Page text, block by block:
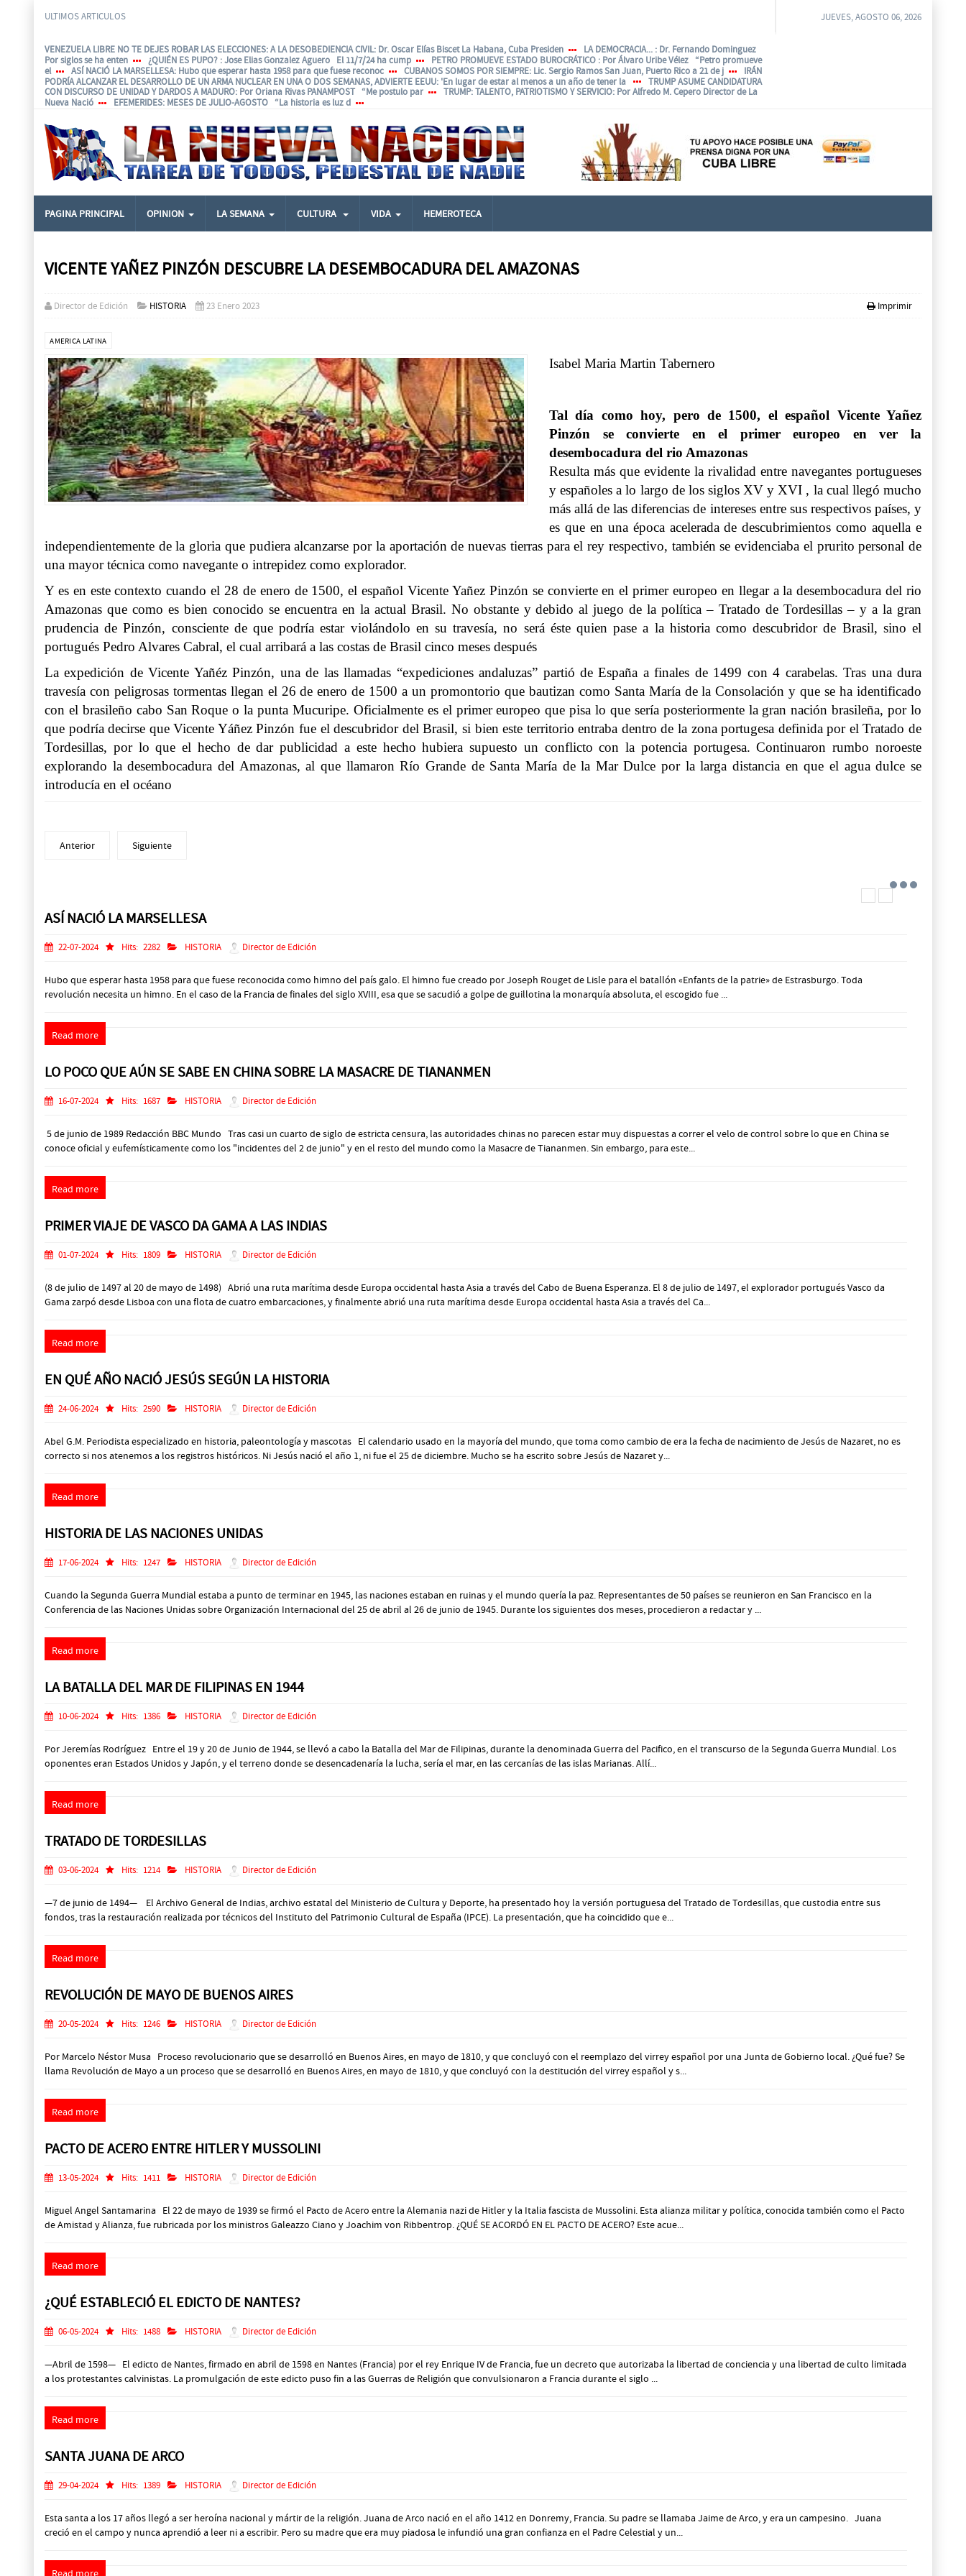
ULTIMOS ARTICULOS
VENEZUELA LIBRE NO TE DEJES ROBAR LAS ELECCIONES: A LA DESOBEDIENCIA CIVIL: Dr. Oscar Elías Biscet La Habana, Cuba Presiden LA DEMOCRACIA... : Dr. Fernando Dominguez
Por siglos se ha enten
¿QUIÉN ES PUPO? : Jose Elias Gonzalez Aguero El 11/7/24 ha cump PETRO PROMUEVE ESTADO BUROCRÁTICO : Por Álvaro Uribe Vélez “Petro promueve
el
ASÍ NACIÓ LA MARSELLESA: Hubo que esperar hasta 1958 para que fuese reconoc CUBANOS SOMOS POR SIEMPRE: Lic. Sergio Ramos San Juan, Puerto Rico a 21 de j
IRÁN
PODRÍA ALCANZAR EL DESARROLLO DE UN ARMA NUCLEAR EN UNA O DOS SEMANAS, ADVIERTE EEUU: 'En lugar de estar al menos a un año de tener la
TRUMP ASUME CANDIDATURA
CON DISCURSO DE UNIDAD Y DARDOS A MADURO: Por Oriana Rivas PANAMPOST “Me postulo par TRUMP: TALENTO, PATRIOTISMO Y SERVICIO: Por Alfredo M. Cepero Director de La
Nueva Nació
EFEMERIDES: MESES DE JULIO-AGOSTO “La historia es luz d
JUEVES, AGOSTO 06, 2026
PAGINA PRINCIPAL OPINION LA SEMANA CULTURA VIDA HEMEROTECA
VICENTE YAÑEZ PINZÓN DESCUBRE LA DESEMBOCADURA DEL AMAZONAS
Imprimir
Director de Edición HISTORIA 23 Enero 2023
AMERICA LATINA
Isabel Maria Martin Tabernero
Tal día como hoy, pero de 1500, el español Vicente Yañez
Pinzón se convierte en el primer europeo en ver la
desembocadura del rio Amazonas
Resulta más que evidente la rivalidad entre navegantes portugueses
y españoles a lo largo de los siglos XV y XVI , la cual llegó mucho
más allá de las diferencias de intereses entre sus respectivos países, y
es que en una época acelerada de descubrimientos como aquella e
independientemente de la gloria que pudiera alcanzarse por la aportación de nuevas tierras para el rey respectivo, también se evidenciaba el prurito personal de
una mayor técnica como navegante o intrepidez como explorador.
Y es en este contexto cuando el 28 de enero de 1500, el español Vicente Yañez Pinzón se convierte en el primer europeo en llegar a la desembocadura del rio
Amazonas que como es bien conocido se encuentra en la actual Brasil. No obstante y debido al juego de la política – Tratado de Tordesillas – y a la gran
prudencia de Pinzón, consciente de que podría estar violándolo en su travesía, no será éste quien pase a la historia como descubridor de Brasil, sino el
portugués Pedro Alvares Cabral, el cual arribará a las costas de Brasil cinco meses después
La expedición de Vicente Yañéz Pinzón, una de las llamadas “expediciones andaluzas” partió de España a finales de 1499 con 4 carabelas. Tras una dura
travesía con peligrosas tormentas llegan el 26 de enero de 1500 a un promontorio que bautizan como Santa María de la Consolación y que se ha identificado
con el brasileño cabo San Roque o la punta Mucuripe. Oficialmente es el primer europeo que pisa lo que sería posteriormente la gran nación brasileña, por lo
que podría decirse que Vicente Yáñez Pinzón fue el descubridor del Brasil, si bien este territorio entraba dentro de la zona portugesa definida por el Tratado de
Tordesillas, por lo que el hecho de dar publicidad a este hecho hubiera supuesto un conflicto con la potencia portugesa. Continuaron rumbo noroeste
explorando la desembocadura del Amazonas, al que llamaron Río Grande de Santa María de la Mar Dulce por la larga distancia en que el agua dulce se
introducía en el océano
Anterior Siguiente
ASÍ NACIÓ LA MARSELLESA
22-07-2024 Hits: 2282 HISTORIA Director de Edición
Hubo que esperar hasta 1958 para que fuese reconocida como himno del país galo. El himno fue creado por Joseph Rouget de Lisle para el batallón «Enfants de la patrie» de Estrasburgo. Toda
revolución necesita un himno. En el caso de la Francia de finales del siglo XVIII, esa que se sacudió a golpe de guillotina la monarquía absoluta, el escogido fue ...
Read more
LO POCO QUE AÚN SE SABE EN CHINA SOBRE LA MASACRE DE TIANANMEN
16-07-2024 Hits: 1687 HISTORIA Director de Edición
5 de junio de 1989 Redacción BBC Mundo Tras casi un cuarto de siglo de estricta censura, las autoridades chinas no parecen estar muy dispuestas a correr el velo de control sobre lo que en China se
conoce oficial y eufemísticamente como los "incidentes del 2 de junio" y en el resto del mundo como la Masacre de Tiananmen. Sin embargo, para este...
Read more
PRIMER VIAJE DE VASCO DA GAMA A LAS INDIAS
01-07-2024 Hits: 1809 HISTORIA Director de Edición
(8 de julio de 1497 al 20 de mayo de 1498) Abrió una ruta marítima desde Europa occidental hasta Asia a través del Cabo de Buena Esperanza. El 8 de julio de 1497, el explorador portugués Vasco da
Gama zarpó desde Lisboa con una flota de cuatro embarcaciones, y finalmente abrió una ruta marítima desde Europa occidental hasta Asia a través del Ca...
Read more
EN QUÉ AÑO NACIÓ JESÚS SEGÚN LA HISTORIA
24-06-2024 Hits: 2590 HISTORIA Director de Edición
Abel G.M. Periodista especializado en historia, paleontología y mascotas El calendario usado en la mayoría del mundo, que toma como cambio de era la fecha de nacimiento de Jesús de Nazaret, no es
correcto si nos atenemos a los registros históricos. Ni Jesús nació el año 1, ni fue el 25 de diciembre. Mucho se ha escrito sobre Jesús de Nazaret y...
Read more
HISTORIA DE LAS NACIONES UNIDAS
17-06-2024 Hits: 1247 HISTORIA Director de Edición
Cuando la Segunda Guerra Mundial estaba a punto de terminar en 1945, las naciones estaban en ruinas y el mundo quería la paz. Representantes de 50 países se reunieron en San Francisco en la
Conferencia de las Naciones Unidas sobre Organización Internacional del 25 de abril al 26 de junio de 1945. Durante los siguientes dos meses, procedieron a redactar y ...
Read more
LA BATALLA DEL MAR DE FILIPINAS EN 1944
10-06-2024 Hits: 1386 HISTORIA Director de Edición
Por Jeremías Rodríguez Entre el 19 y 20 de Junio de 1944, se llevó a cabo la Batalla del Mar de Filipinas, durante la denominada Guerra del Pacifico, en el transcurso de la Segunda Guerra Mundial. Los
oponentes eran Estados Unidos y Japón, y el terreno donde se desencadenaría la lucha, sería el mar, en las cercanías de las islas Marianas. Allí...
Read more
TRATADO DE TORDESILLAS
03-06-2024 Hits: 1214 HISTORIA Director de Edición
—7 de junio de 1494— El Archivo General de Indias, archivo estatal del Ministerio de Cultura y Deporte, ha presentado hoy la versión portuguesa del Tratado de Tordesillas, que custodia entre sus
fondos, tras la restauración realizada por técnicos del Instituto del Patrimonio Cultural de España (IPCE). La presentación, que ha coincidido que e...
Read more
REVOLUCIÓN DE MAYO DE BUENOS AIRES
20-05-2024 Hits: 1246 HISTORIA Director de Edición
Por Marcelo Néstor Musa Proceso revolucionario que se desarrolló en Buenos Aires, en mayo de 1810, y que concluyó con el reemplazo del virrey español por una Junta de Gobierno local. ¿Qué fue? Se
llama Revolución de Mayo a un proceso que se desarrolló en Buenos Aires, en mayo de 1810, y que concluyó con la destitución del virrey español y s...
Read more
PACTO DE ACERO ENTRE HITLER Y MUSSOLINI
13-05-2024 Hits: 1411 HISTORIA Director de Edición
Miguel Angel Santamarina El 22 de mayo de 1939 se firmó el Pacto de Acero entre la Alemania nazi de Hitler y la Italia fascista de Mussolini. Esta alianza militar y política, conocida también como el Pacto
de Amistad y Alianza, fue rubricada por los ministros Galeazzo Ciano y Joachim von Ribbentrop. ¿QUÉ SE ACORDÓ EN EL PACTO DE ACERO? Este acue...
Read more
¿QUÉ ESTABLECIÓ EL EDICTO DE NANTES?
06-05-2024 Hits: 1488 HISTORIA Director de Edición
—Abril de 1598— El edicto de Nantes, firmado en abril de 1598 en Nantes (Francia) por el rey Enrique IV de Francia, fue un decreto que autorizaba la libertad de conciencia y una libertad de culto limitada
a los protestantes calvinistas. La promulgación de este edicto puso fin a las Guerras de Religión que convulsionaron a Francia durante el siglo ...
Read more
SANTA JUANA DE ARCO
29-04-2024 Hits: 1389 HISTORIA Director de Edición
Esta santa a los 17 años llegó a ser heroína nacional y mártir de la religión. Juana de Arco nació en el año 1412 en Donremy, Francia. Su padre se llamaba Jaime de Arco, y era un campesino. Juana
creció en el campo y nunca aprendió a leer ni a escribir. Pero su madre que era muy piadosa le infundió una gran confianza en el Padre Celestial y un...
Read more